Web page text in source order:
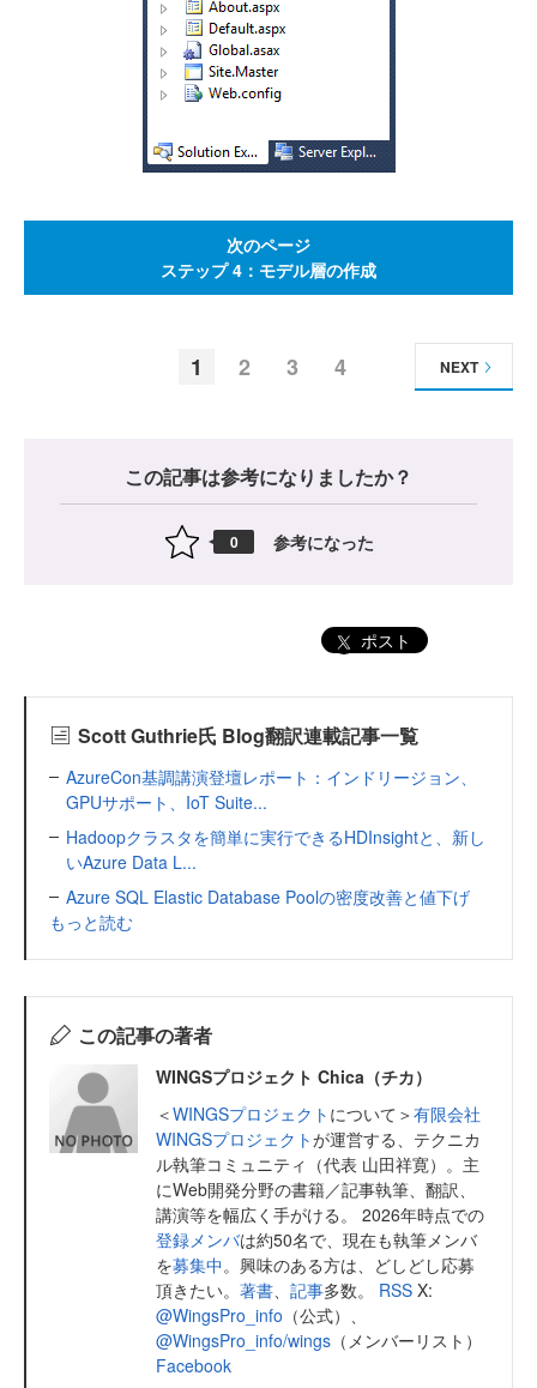
次のページ
ステップ 4：モデル層の作成
1 2 3 4 NEXT
この記事は参考になりましたか？
0 参考になった
ポスト
Scott Guthrie氏 Blog翻訳連載記事一覧
AzureCon基調講演登壇レポート：インドリージョン、
GPUサポート、IoT Suite...
Hadoopクラスタを簡単に実行できるHDInsightと、新し
いAzure Data L...
Azure SQL Elastic Database Poolの密度改善と値下げ
もっと読む
この記事の著者
WINGSプロジェクト Chica（チカ）
＜WINGSプロジェクト について＞有限会社
WINGSプロジェクトが運営する、テクニカ
ル執筆コミュニティ（代表 山田祥寛）。主
にWeb開発分野の書籍／記事執筆、翻訳、
講演等を幅広く手がける。 2026年時点での
登録メンバは約50名で、現在も執筆メンバ
を募集中。興味のある方は、どしどし応募
頂きたい。 著書 記事多数。 RSS X:
@WingsPro_info （公式）、
@WingsPro_info/wings （メンバーリスト）
Facebook